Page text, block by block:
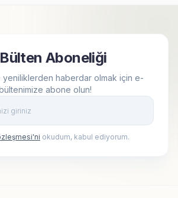
Aboneliği
yeniliklerden haberdar olmak için e-
abone olun!
okudum, kabul ediyorum.